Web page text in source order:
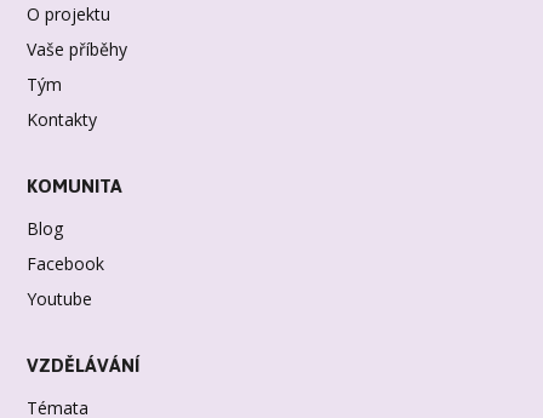
O projektu
Vaše příběhy
Tým
Kontakty
KOMUNITA
Blog
Facebook
Youtube
VZDĚLÁVÁNÍ
Témata